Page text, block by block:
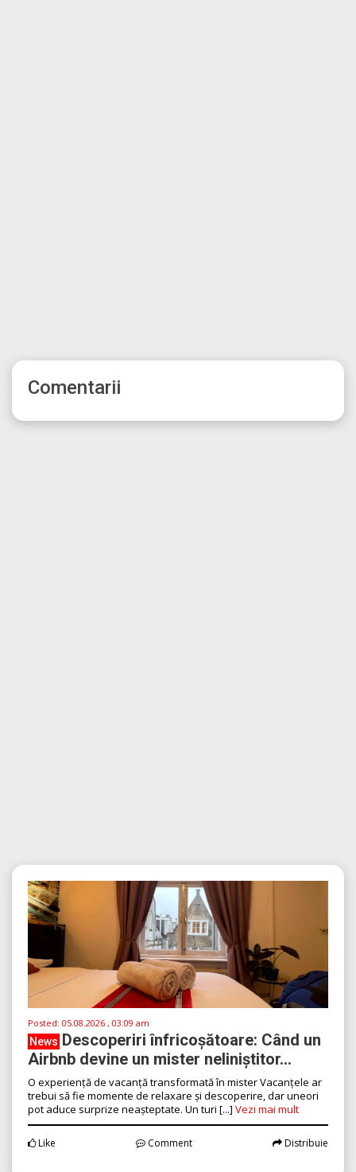
Comentarii
Posted: 05.08.2026 , 03:09 am
News Descoperiri înfricoșătoare: Când un
Airbnb devine un mister neliniștitor...
O experiență de vacanță transformată în mister Vacanțele ar
trebui să fie momente de relaxare și descoperire, dar uneori
pot aduce surprize neașteptate. Un turi [...] Vezi mai mult
Like Comment Distribuie